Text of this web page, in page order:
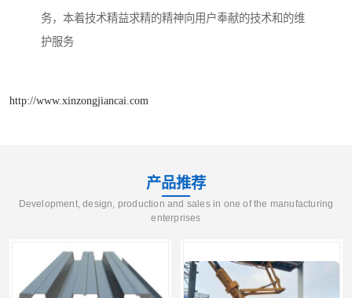
务，本着技术精益求精的精神向用户奉献的技术和的维
护服务
http://www.xinzongjiancai.com
产品推荐
Development, design, production and sales in one of the manufacturing
enterprises